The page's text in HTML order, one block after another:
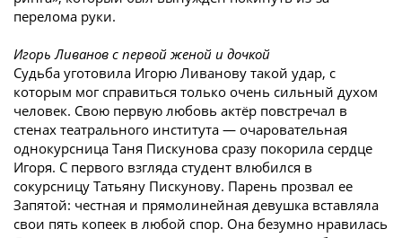
перелома руки.
Игорь Ливанов с первой женой и дочкой
Судьба уготовила Игорю Ливанову такой удар, с
которым мог справиться только очень сильный духом
человек. Свою первую любовь актёр повстречал в
стенах театрального института — очаровательная
однокурсница Таня Пискунова сразу покорила сердце
Игоря. С первого взгляда студент влюбился в
сокурсницу Татьяну Пискунову. Парень прозвал ее
Запятой: честная и прямолинейная девушка вставляла
свои пять копеек в любой спор. Она безумно нравилась